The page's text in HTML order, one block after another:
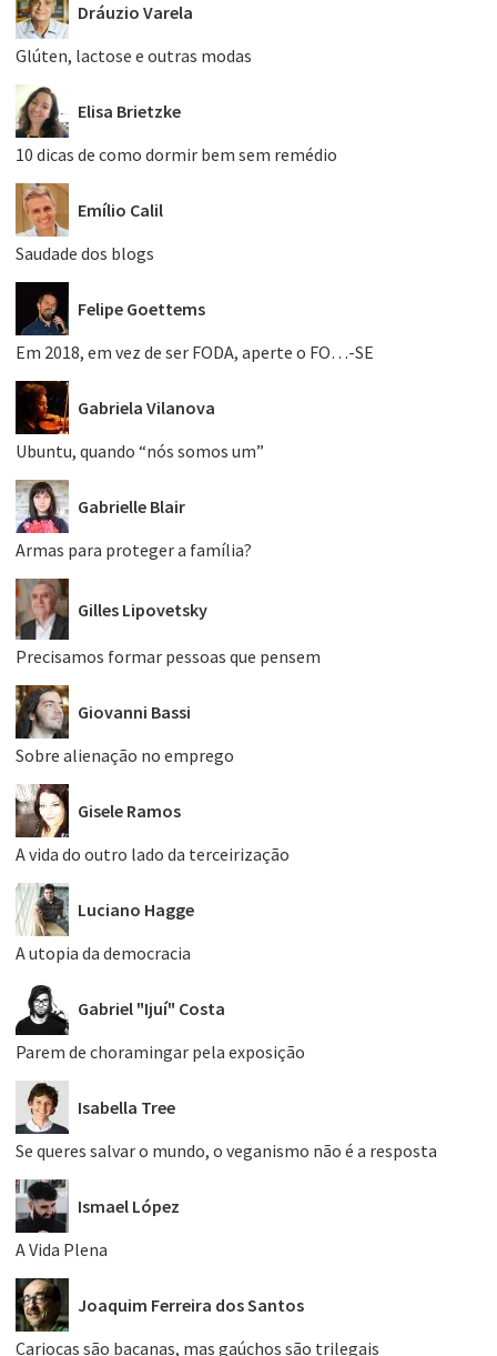
Dráuzio Varela
Glúten, lactose e outras modas
Elisa Brietzke
10 dicas de como dormir bem sem remédio
Emílio Calil
Saudade dos blogs
Felipe Goettems
Em 2018, em vez de ser FODA, aperte o FO…-SE
Gabriela Vilanova
Ubuntu, quando “nós somos um”
Gabrielle Blair
Armas para proteger a família?
Gilles Lipovetsky
Precisamos formar pessoas que pensem
Giovanni Bassi
Sobre alienação no emprego
Gisele Ramos
A vida do outro lado da terceirização
Luciano Hagge
A utopia da democracia
Gabriel "Ijuí" Costa
Parem de choramingar pela exposição
Isabella Tree
Se queres salvar o mundo, o veganismo não é a resposta
Ismael López
A Vida Plena
Joaquim Ferreira dos Santos
Cariocas são bacanas, mas gaúchos são trilegais